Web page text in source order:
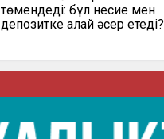
төмендеді: бұл несие мен
депозитке қалай әсер етеді?